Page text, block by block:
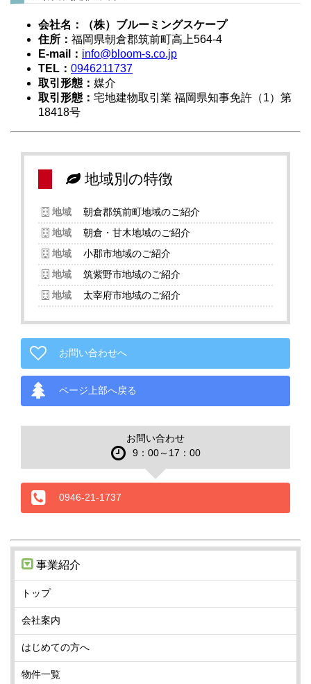
会社名：（株）ブルーミングスケープ
住所： 福岡県朝倉郡筑前町高上564-4
E-mail： info@bloom-s.co.jp
TEL： 0946211737
取引形態： 媒介
取引形態： 宅地建物取引業 福岡県知事免許（1）第
18418号
地域別の特徴
地域
朝倉郡筑前町地域のご紹介
地域
朝倉・甘木地域のご紹介
地域
小郡市地域のご紹介
地域
筑紫野市地域のご紹介
地域
太宰府市地域のご紹介
お問い合わせへ
ページ上部へ戻る
お問い合わせ
9：00～17：00
0946-21-1737
事業紹介
トップ
会社案内
はじめての方へ
物件一覧